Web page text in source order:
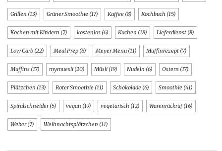
Grillen (13) Grüner Smoothie (17) Kaffee (8) Kochbuch (15)
Kochen mit Kindern (7) kostenlos (6) Kuchen (18) Lieferdienst (8)
Low Carb (22) Meal Prep (6) Meyer Menü (11) Muffinrezept (7)
Muffins (17) mymuesli (20) Müsli (19) Nudeln (6) Ostern (17)
Plätzchen (13) Roter Smoothie (11) Schokolade (6) Smoothie (41)
Spiralschneider(5) vegan (19) vegetarisch (12) Warenrückruf(16)
Weber(7) Weihnachtsplätzchen (11)